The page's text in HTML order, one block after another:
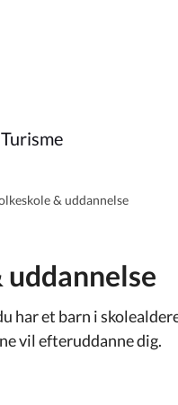
Turisme
& uddannelse
uddannelse
har et barn i
vil efteruddanne dig.